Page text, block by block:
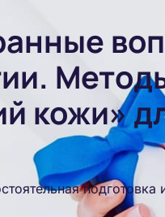
кожи»
подготовка